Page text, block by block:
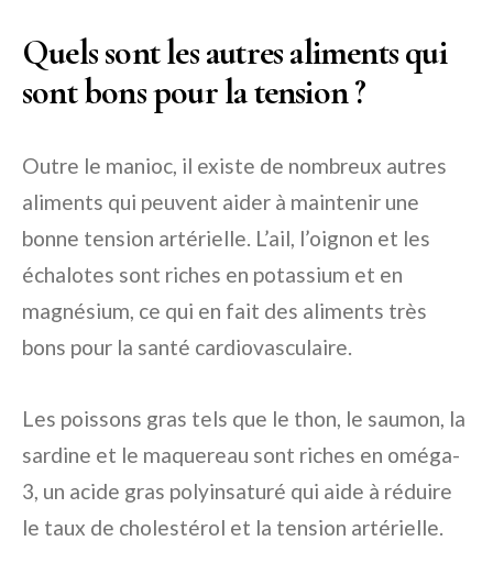
Quels sont les autres aliments qui
sont bons pour la tension ?
Outre le manioc, il existe de nombreux autres
aliments qui peuvent aider à maintenir une
bonne tension artérielle. L’ail, l’oignon et les
échalotes sont riches en potassium et en
magnésium, ce qui en fait des aliments très
bons pour la santé cardiovasculaire.
Les poissons gras tels que le thon, le saumon, la
sardine et le maquereau sont riches en oméga-
3, un acide gras polyinsaturé qui aide à réduire
le taux de cholestérol et la tension artérielle.